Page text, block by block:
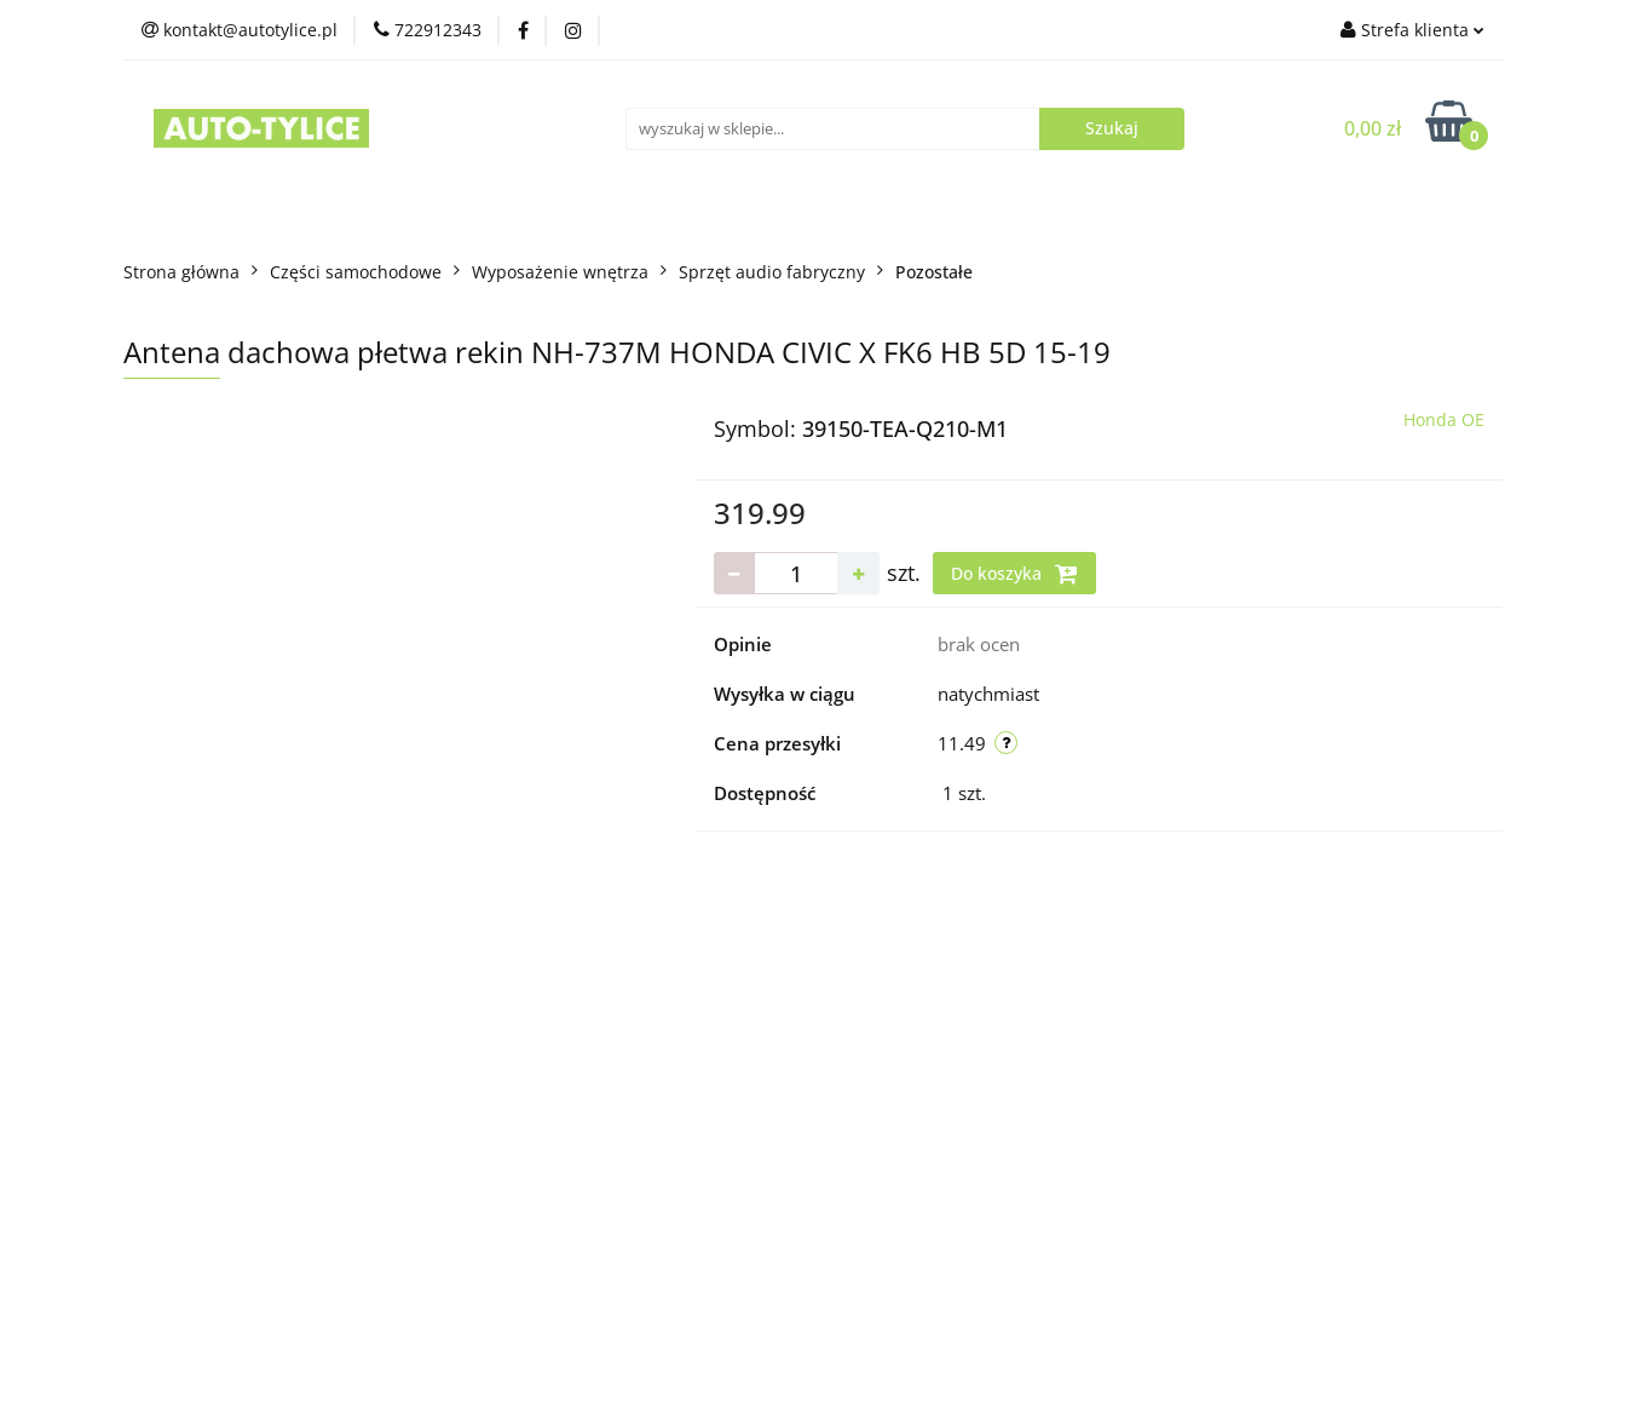
kontakt@autotylice.pl 722912343 Strefa klienta
Zaloguj się
Zarejestruj się
0,00 zł 0
Strona główna Części samochodowe Wyposażenie wnętrza Sprzęt audio fabryczny Pozostałe
Antena dachowa płetwa rekin NH-737M HONDA CIVIC X FK6 HB 5D 15-19
Symbol: 39150-TEA-Q210-M1 Honda OE
319.99
szt. Do koszyka
Opinie brak ocen
Wysyłka w ciągu natychmiast
Cena przesyłki 11.49
Dostępność 1 szt.